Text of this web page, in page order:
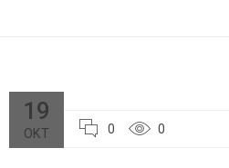
19
ΟΚΤ 0 0